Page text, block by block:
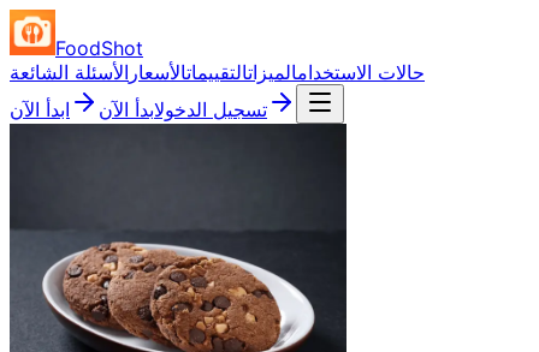
FoodShot
حالات الاستخدامالميزاتالتقييماتالأسعار الأسئلة الشائعة
تسجيل الدخولابدأ الآن ابدأ الآن